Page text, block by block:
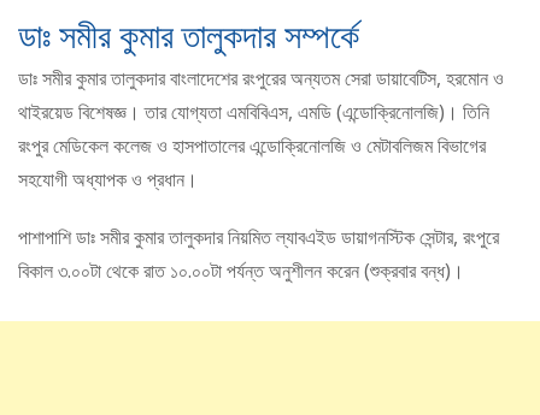
ডাঃ সমীর কুমার তালুকদার সম্পর্কে
ডাঃ সমীর কুমার তালুকদার বাংলাদেশের রংপুরের অন্যতম সেরা ডায়াবেটিস, হরমোন ও
থাইরয়েড বিশেষজ্ঞ। তার যোগ্যতা এমবিবিএস, এমডি (এন্ডোক্রিনোলজি)। তিনি
রংপুর মেডিকেল কলেজ ও হাসপাতালের এন্ডোক্রিনোলজি ও মেটাবলিজম বিভাগের
সহযোগী অধ্যাপক ও প্রধান।
পাশাপাশি ডাঃ সমীর কুমার তালুকদার নিয়মিত ল্যাবএইড ডায়াগনস্টিক সেন্টার, রংপুরে
বিকাল ৩.০০টা থেকে রাত ১০.০০টা পর্যন্ত অনুশীলন করেন (শুক্রবার বন্ধ)।